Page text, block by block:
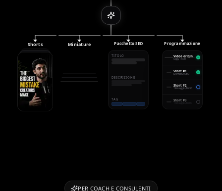
Shorts Miniature Pacchetto SEO
TITOLO
DESCRIZIONE
TAG
Programmazione
Video originale
Oggi, 14:00
Short #1
Domani, 09:00
Short #2
12 maggio, 16:30
Short #3
14 maggio, 18:00
PER COACH E CONSULENTI